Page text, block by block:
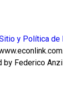
y Política de
by Federico Anzil